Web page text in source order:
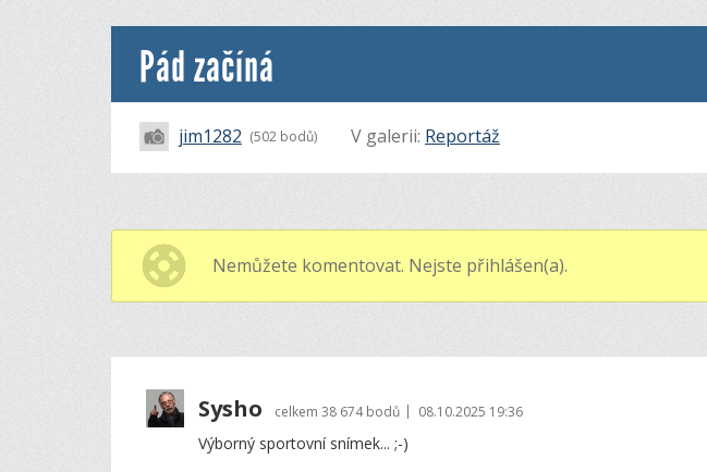
Pád začíná
jim1282 (502 bodů) V galerii: Reportáž
Nemůžete komentovat. Nejste přihlášen(a).
Sysho celkem 38 674 bodů | 08.10.2025 19:36
Výborný sportovní snímek... ;-)